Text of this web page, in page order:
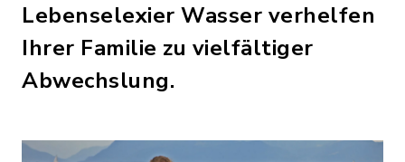
Lebenselexier Wasser verhelfen
Ihrer Familie zu vielfältiger
Abwechslung.